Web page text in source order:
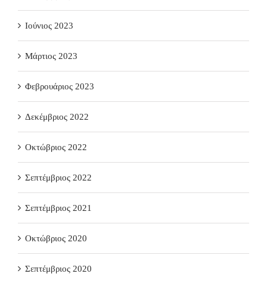
Ιούνιος 2023
Μάρτιος 2023
Φεβρουάριος 2023
Δεκέμβριος 2022
Οκτώβριος 2022
Σεπτέμβριος 2022
Σεπτέμβριος 2021
Οκτώβριος 2020
Σεπτέμβριος 2020